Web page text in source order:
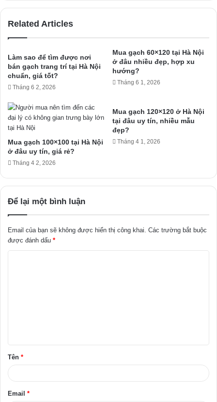
Related Articles
Làm sao để tìm được nơi
bán gạch trang trí tại Hà Nội
chuẩn, giá tốt?
Tháng 6 2, 2026
Mua gạch 60×120 tại Hà Nội
ở đâu nhiều đẹp, hợp xu
hướng?
Tháng 6 1, 2026
Mua gạch 100×100 tại Hà Nội
ở đâu uy tín, giá rẻ?
Tháng 4 2, 2026
Mua gạch 120×120 ở Hà Nội
tại đâu uy tín, nhiều mẫu
đẹp?
Tháng 4 1, 2026
Để lại một bình luận
Email của bạn sẽ không được hiển thị công khai. Các trường bắt buộc
được đánh dấu *
ậ
n
Tên *
Email *